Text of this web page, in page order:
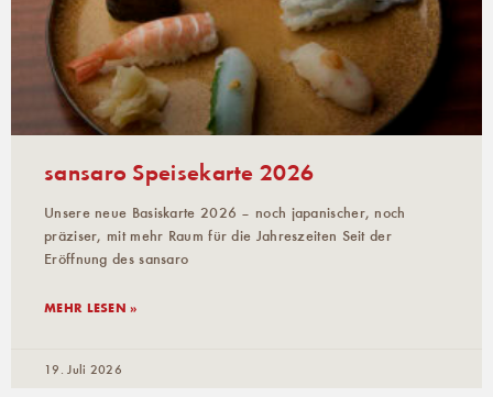
sansaro Speisekarte 2026
Unsere neue Basiskarte 2026 – noch japanischer, noch
präziser, mit mehr Raum für die Jahreszeiten Seit der
Eröffnung des sansaro
MEHR LESEN »
19. Juli 2026